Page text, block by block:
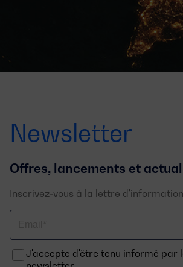
Newsletter
Offres, lancements et
Inscrivez-vous à la lettre
J'accepte d'être tenu informé par